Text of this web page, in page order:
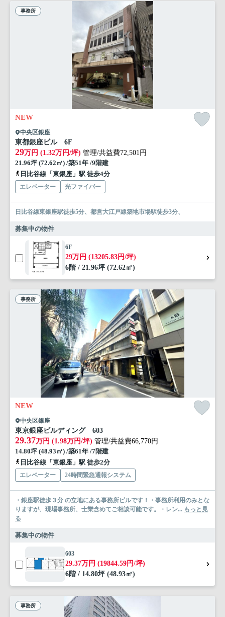
事務所
NEW
中央区銀座
東都銀座ビル 6F
29万円 (1.32万円/坪) 管理/共益費72,501円
21.96坪 (72.62㎡) /築51年 /9階建
日比谷線「東銀座」駅 徒歩4分
エレベーター 光ファイバー
日比谷線東銀座駅徒歩5分、都営大江戸線築地市場駅徒歩3分、
募集中の物件
6F
29万円 (13205.83円/坪)
6階 / 21.96坪 (72.62㎡)
事務所
NEW
中央区銀座
東京銀座ビルディング 603
29.37万円 (1.98万円/坪) 管理/共益費66,770円
14.80坪 (48.93㎡) /築61年 /7階建
日比谷線「東銀座」駅 徒歩2分
エレベーター 24時間緊急通報システム
・銀座駅徒歩３分 の立地にある事務所ビルです！・事務所利用のみとな
りますが、現場事務所、士業含めてご相談可能です。・レン... もっと見
る
募集中の物件
603
29.37万円 (19844.59円/坪)
6階 / 14.80坪 (48.93㎡)
事務所